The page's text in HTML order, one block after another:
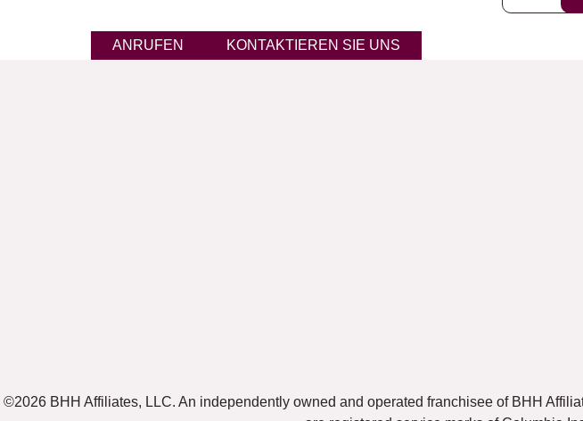
ANRUFEN KONTAKTIEREN SIE UNS
©2026 BHH Affiliates, LLC. An independently owned and operated franchisee of BHH